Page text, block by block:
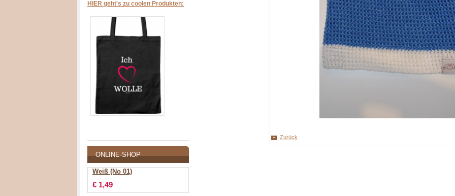
Zurück
HIER geht's zu coolen Produkten:
ONLINE-SHOP
Weiß (No 01)
€ 1,49